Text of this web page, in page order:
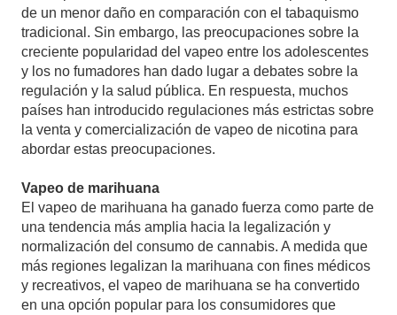
de un menor daño en comparación con el tabaquismo
tradicional. Sin embargo, las preocupaciones sobre la
creciente popularidad del vapeo entre los adolescentes
y los no fumadores han dado lugar a debates sobre la
regulación y la salud pública. En respuesta, muchos
países han introducido regulaciones más estrictas sobre
la venta y comercialización de vapeo de nicotina para
abordar estas preocupaciones.
Vapeo de marihuana
El vapeo de marihuana ha ganado fuerza como parte de
una tendencia más amplia hacia la legalización y
normalización del consumo de cannabis. A medida que
más regiones legalizan la marihuana con fines médicos
y recreativos, el vapeo de marihuana se ha convertido
en una opción popular para los consumidores que